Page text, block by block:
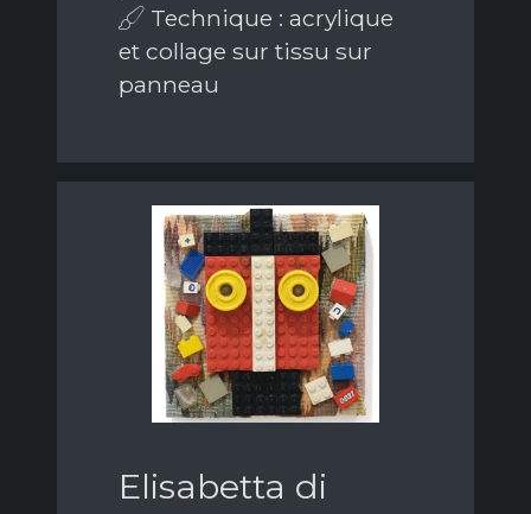
Technique : acrylique
et collage sur tissu sur
panneau
Elisabetta di